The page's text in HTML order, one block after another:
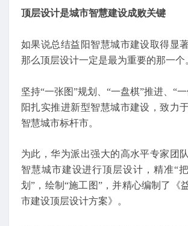
顶层设计是城市智慧建设成败关键
如果说总结益阳智慧城市建设取得显
那么顶层设计一定是最为重要的那一个
坚持“一张图”规划、“一盘棋”推进、“
阳扎实推进新型智慧城市建设，致力
智慧城市标杆市。
为此，华为派出强大的高水平专家团
智慧城市建设进行顶层设计，精准“
划”，绘制“施工图”，并精心编制了《
市建设顶层设计方案》。